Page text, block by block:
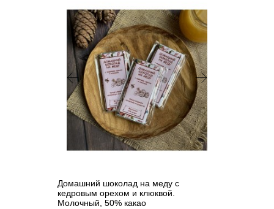
Домашний шоколад на меду с
кедровым орехом и клюквой.
Молочный, 50% какао